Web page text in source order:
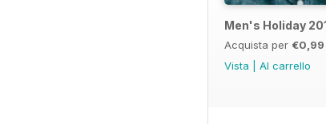
Men's Holiday
Acquista per €0,99
Vista
Al carrello